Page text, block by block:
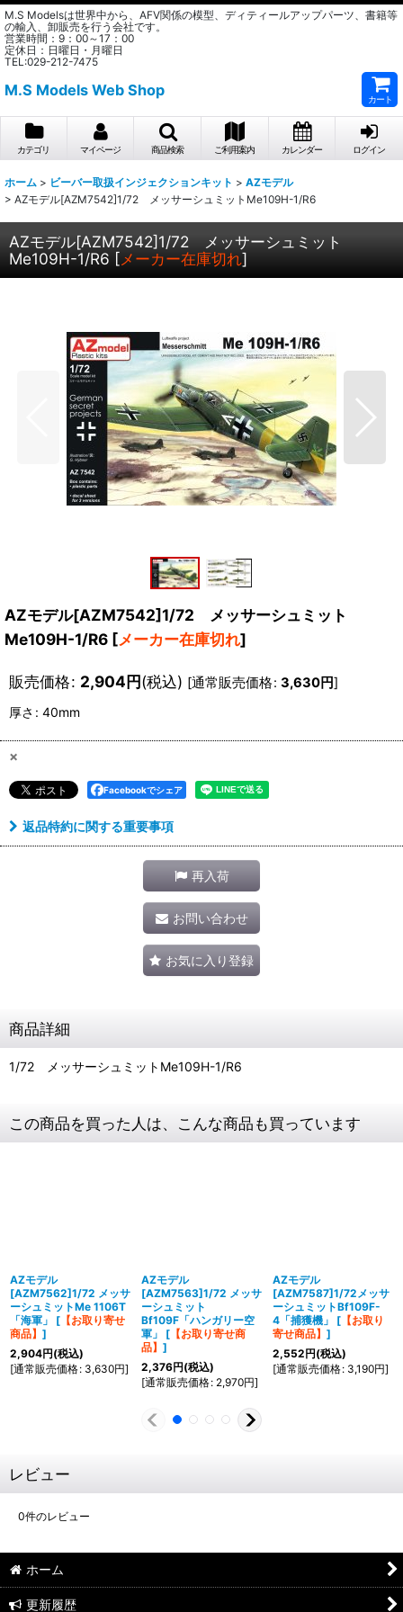
M.S Modelsは世界中から、AFV関係の模型、ディティールアップパーツ、書籍等
の輸入、卸販売を行う会社です。
営業時間：9：00～17：00
定休日：日曜日・月曜日
TEL:029-212-7475
M.S Models Web Shop
カート
カテゴリ マイページ 商品検索 ご利用案内 カレンダー ログイン
ホーム > ビーバー取扱インジェクションキット > AZモデル
> AZモデル[AZM7542]1/72 メッサーシュミットMe109H-1/R6
AZモデル[AZM7542]1/72 メッサーシュミット
Me109H-1/R6 [メーカー在庫切れ]
AZモデル[AZM7542]1/72 メッサーシュミット
Me109H-1/R6 [メーカー在庫切れ]
販売価格: 2,904円(税込) [通常販売価格: 3,630円]
厚さ : 40mm
×
Facebookでシェア
返品特約に関する重要事項
再入荷
お問い合わせ
お気に入り登録
商品詳細
1/72 メッサーシュミットMe109H-1/R6
この商品を買った人は、こんな商品も買っています
AZモデル
[AZM7562]1/72 メッサ
ーシュミットMe 1106T
「海軍」
[ 【お取り寄せ
商品】 ]
2,904円(税込)
[通常販売価格: 3,630円]
AZモデル
[AZM7563]1/72 メッサ
ーシュミット
Bf109F「ハンガリー空
軍」
[ 【お取り寄せ商
品】 ]
2,376円(税込)
[通常販売価格: 2,970円]
AZモデル
[AZM7587]1/72メッサ
ーシュミットBf109F-
4「捕獲機」
[ 【お取り
寄せ商品】 ]
2,552円(税込)
[通常販売価格: 3,190円]
レビュー
0件のレビュー
ホーム
更新履歴